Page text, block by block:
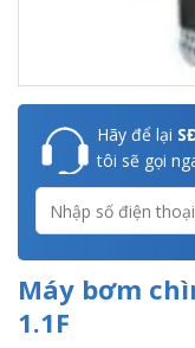
Hãy để lại
tôi sẽ gọi
Máy bơm
1.1F